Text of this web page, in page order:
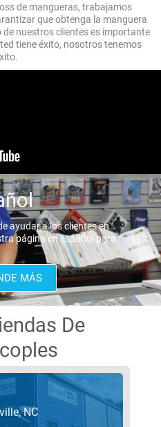
de mangueras, trabajamos
que obtenga la manguera
nuestros clientes es importante
tiene éxito, nosotros tenemos
ayudar a los clientes en
página en español para
MÁS
De
NC